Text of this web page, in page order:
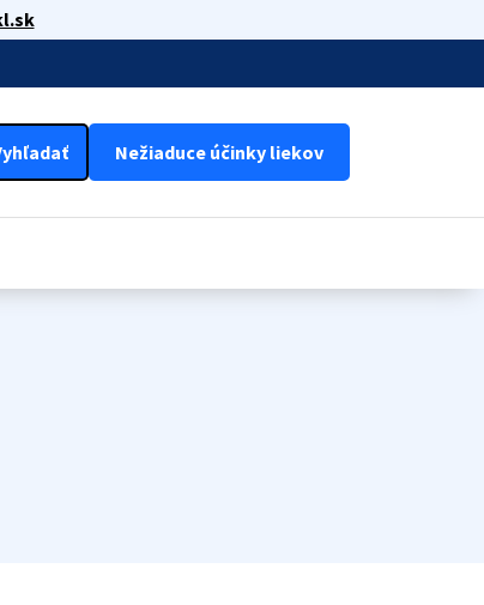
Nežiaduce účinky liekov